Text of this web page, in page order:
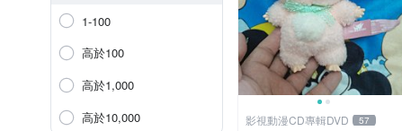
1-100
高於100
高於1,000
高於10,000
影視動漫CD專輯DVD 57